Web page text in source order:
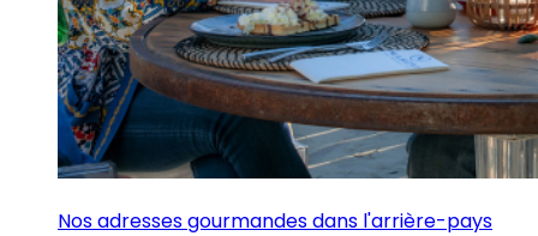
Nos adresses gourmandes dans l'arrière-pays